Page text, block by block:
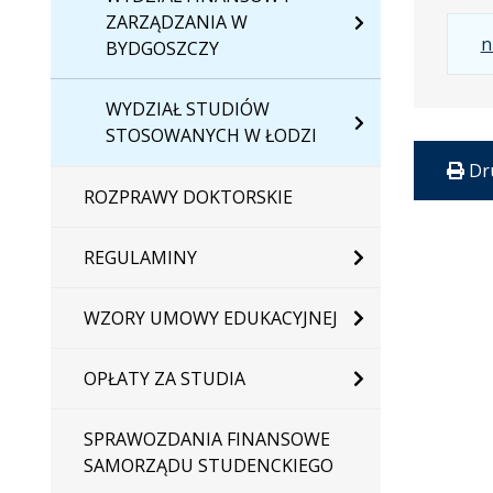
ZARZĄDZANIA W
BYDGOSZCZY
WYDZIAŁ STUDIÓW
STOSOWANYCH W ŁODZI
ROZPRAWY DOKTORSKIE
REGULAMINY
WZORY UMOWY EDUKACYJNEJ
OPŁATY ZA STUDIA
SPRAWOZDANIA FINANSOWE
SAMORZĄDU STUDENCKIEGO